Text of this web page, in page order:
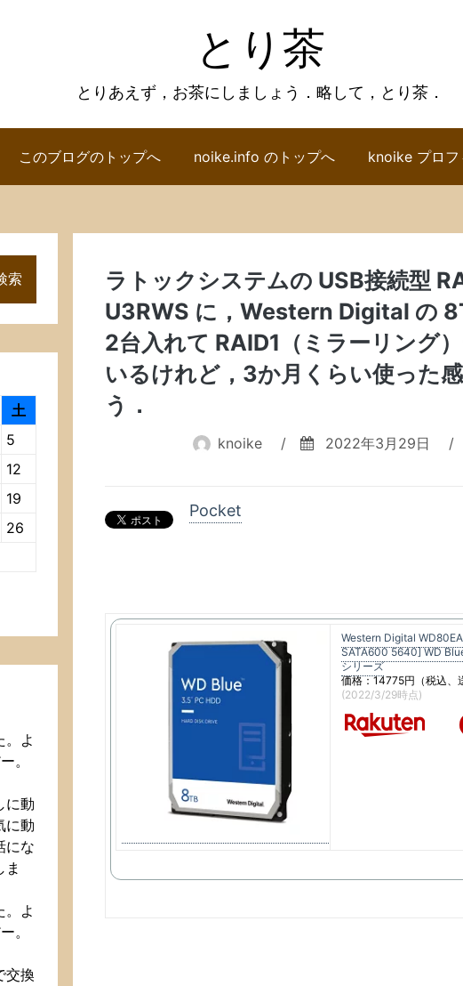
とり茶
とりあえず，お茶にしましょう．略して，とり茶．
このブログのトップへ noike.info のトップへ knoike プロフ
ラトックシステムの USB接続型
U3RWS に，Western Digital の
2台入れて RAID1（ミラーリング
いるけれど，3か月くらい使った
う．
knoike / 2022年3月29日 /
Pocket
Western Digital
SATA600 5640] WD
シリーズ
価格：14775円（税込、
(2022/3/29時点)
土
5
12
19
26
。よ
。
に動
に動
にな
ま
。よ
。
交換